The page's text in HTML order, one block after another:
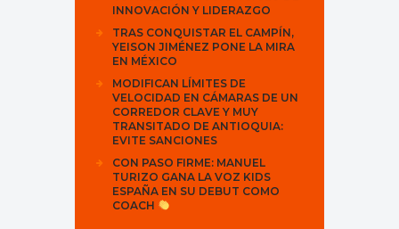
INNOVACIÓN Y LIDERAZGO
TRAS CONQUISTAR EL CAMPÍN,
YEISON JIMÉNEZ PONE LA MIRA
EN MÉXICO
MODIFICAN LÍMITES DE
VELOCIDAD EN CÁMARAS DE UN
CORREDOR CLAVE Y MUY
TRANSITADO DE ANTIOQUIA:
EVITE SANCIONES
CON PASO FIRME: MANUEL
TURIZO GANA LA VOZ KIDS
ESPAÑA EN SU DEBUT COMO
COACH